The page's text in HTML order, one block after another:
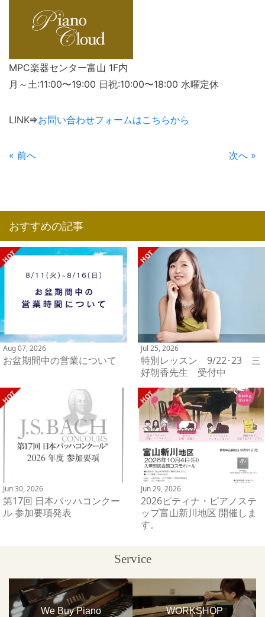
MPC楽器センター富山 1F内
月～土:11:00〜19:00 日祝:10:00〜18:00 水曜定休
LINK⇒お問い合わせフォームはこちらから
« 前へ 次へ »
おすすめの記事
Aug 07, 2026
お盆期間中の営業について
Jul 25, 2026
特別レッスン 9/22･23 三
好朝香先生 受付中
Jun 30, 2026
第17回 日本バッハコンクー
ル 参加要項発表
Jun 29, 2026
2026ピティナ・ピアノステ
ップ富山新川地区 開催しま
す。
Service
We Buy Piano WORKSHOP